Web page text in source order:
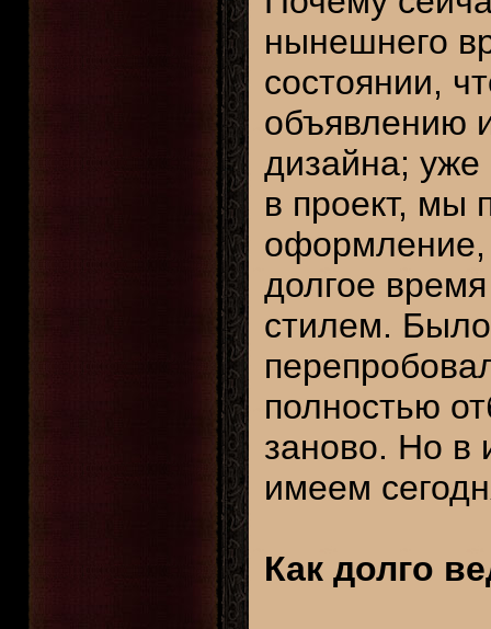
нынешнего
состоянии,
объявлению
дизайна; уже
в проект, мы
оформление,
долгое
стилем.
полностью
заново. Но в
имеем
Как долго